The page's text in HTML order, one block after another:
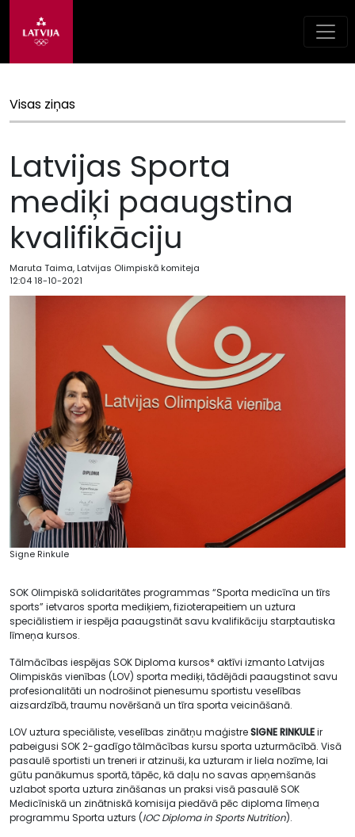
Visas ziņas
Latvijas Sporta
mediķi paaugstina
kvalifikāciju
Maruta Taima, Latvijas Olimpiskā komiteja
12:04 18-10-2021
Signe Rinkule
SOK Olimpiskā solidaritātes programmas “Sporta medicīna un tīrs
sports” ietvaros sporta mediķiem, fizioterapeitiem un uztura
speciālistiem ir iespēja paaugstināt savu kvalifikāciju starptautiska
līmeņa kursos.
Tālmācības iespējas SOK Diploma kursos* aktīvi izmanto Latvijas
Olimpiskās vienības (LOV) sporta mediķi, tādējādi paaugstinot savu
profesionalitāti un nodrošinot pienesumu sportistu veselības
aizsardzībā, traumu novēršanā un tīra sporta veicināšanā.
LOV uztura speciāliste, veselības zinātņu maģistreSIGNE RINKULEir
pabeigusi SOK 2-gadīgo tālmācības kursu sporta uzturmācībā. Visā
pasaulē sportisti un treneri ir atzinuši, ka uzturam ir liela nozīme, lai
gūtu panākumus sportā, tāpēc, kā daļu no savas apņemšanās
uzlabot sporta uztura zināšanas un praksi visā pasaulē SOK
Medicīniskā un zinātniskā komisija piedāvā pēc diploma līmeņa
programmu Sporta uzturs (IOC Diploma in Sports Nutrition).